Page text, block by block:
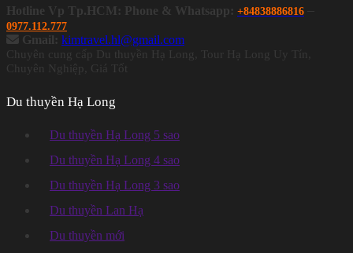
Hotline Vp Tp.HCM: Phone & Whatsapp: +84838886816
0977.112.777
Gmail: kimtravel.hl@gmail.com
Chuyên cung cấp Du thuyền Hạ Long, Tour Hạ Long Uy Tín,
Chuyên Nghiệp, Giá Tốt
Du thuyền Hạ Long
Du thuyền Hạ Long 5 sao
Du thuyền Hạ Long 4 sao
Du thuyền Hạ Long 3 sao
Du thuyền Lan Hạ
Du thuyền mới